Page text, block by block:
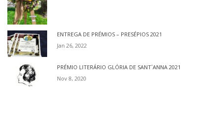
ENTREGA DE PRÉMIOS – PRESÉPIOS 2021
Jan 26, 2022
PRÉMIO LITERÁRIO GLÓRIA DE SANT´ANNA 2021
Nov 8, 2020